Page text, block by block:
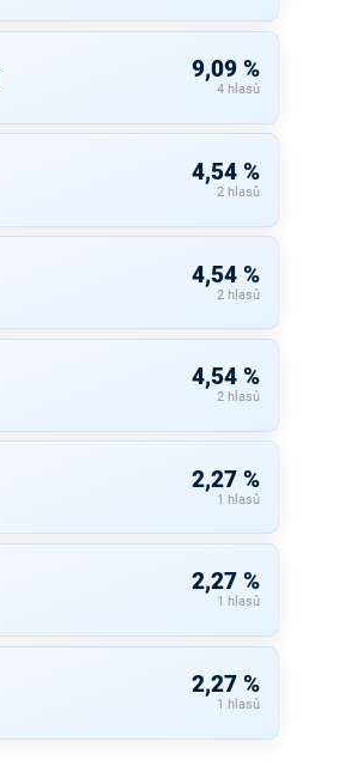
9,09 %
4 hlasů
4,54 %
2 hlasů
4,54 %
2 hlasů
4,54 %
2 hlasů
2,27 %
1 hlasů
2,27 %
1 hlasů
2,27 %
1 hlasů